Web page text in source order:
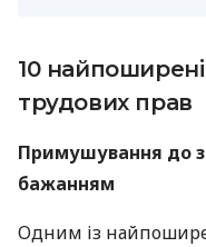
10
трудових прав
Примушування до
бажанням
Одним із